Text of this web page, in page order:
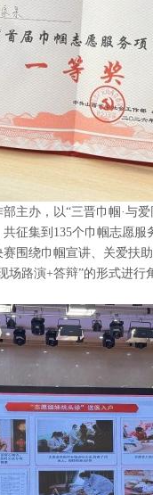
办，以“三晋巾帼·与爱
征集到135个巾帼志愿
围绕巾帼宣讲、关爱扶
场路演+答辩”的形式进